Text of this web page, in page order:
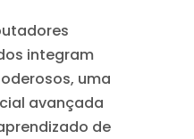
integram
uma
avançada
de